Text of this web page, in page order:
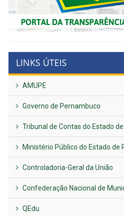
LINKS ÚTEIS
AMUPE
Governo de Pernambuco
Tribunal de Contas do Estado
Ministério Público do Estado de
Controladoria-Geral da União
Confederação Nacional de
QEdu